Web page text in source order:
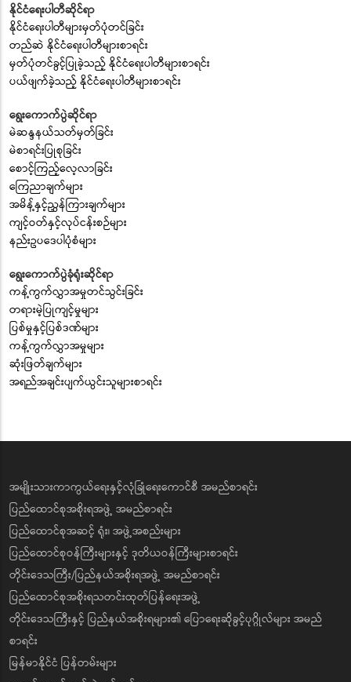
နိုင်ငံရေးပါတီဆိုင်ရာ
နိုင်ငံရေးပါတီများမှတ်ပုံတင်ခြင်း
တည်ဆဲ နိုင်ငံရေးပါတီများစာရင်း
မှတ်ပုံတင်ခွင့်ပြုခဲ့သည့် နိုင်ငံရေးပါတီများစာရင်း
ပယ်ဖျက်ခဲ့သည့် နိုင်ငံရေးပါတီများစာရင်း
ရွေးကောက်ပွဲဆိုင်ရာ
မဲဆန္ဒနယ်သတ်မှတ်ခြင်း
မဲစာရင်းပြုစုခြင်း
စောင့်ကြည့်လေ့လာခြင်း
ကြေညာချက်များ
အမိန့်နှင့်ညွှန်ကြားချက်များ
ကျင့်ဝတ်နှင့်လုပ်ငန်းစဉ်များ
နည်းဥပဒေပါပုံစံများ
ရွေးကောက်ပွဲခုံရုံးဆိုင်ရာ
ကန့်ကွက်လွှာအမှုတင်သွင်းခြင်း
တရားမဲ့ပြုကျင့်မှုများ
ပြစ်မှုနှင့်ပြစ်ဒဏ်များ
ကန့်ကွက်လွှာအမှုများ
ဆုံးဖြတ်ချက်များ
အရည်အချင်းပျက်ယွင်းသူများစာရင်း
အမျိုးသားကာကွယ်ရေးနှင့်လုံခြုံရေးကောင်စီ အမည်စာရင်း
ပြည်ထောင်စုအစိုးရအဖွဲ့ အမည်စာရင်း
ပြည်ထောင်စုအဆင့် ရုံး၊ အဖွဲ့အစည်းများ
ပြည်ထောင်စုဝန်ကြီးများနှင့် ဒုတိယဝန်ကြီးများစာရင်း
တိုင်းဒေသကြီး/ပြည်နယ်အစိုးရအဖွဲ့ အမည်စာရင်း
ပြည်ထောင်စုအစိုးရသတင်းထုတ်ပြန်ရေးအဖွဲ့
တိုင်းဒေသကြီးနှင့် ပြည်နယ်အစိုးရများ၏ ပြောရေးဆိုခွင့်ပုဂ္ဂိုလ်များ အမည်
စာရင်း
မြန်မာနိုင်ငံ ပြန်တမ်းများ